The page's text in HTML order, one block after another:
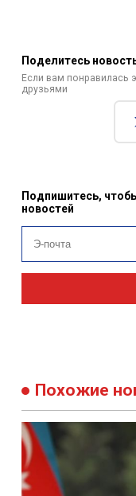
Поделитесь
Если вам понравилась
друзьями
Подпишитесь,
новостей
Похожие